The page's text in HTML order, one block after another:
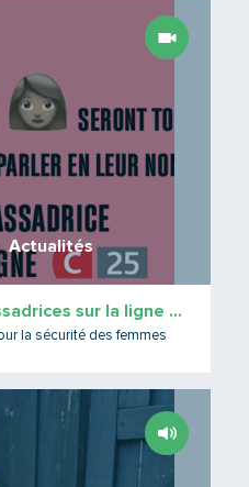
Actualités
Recrutement d’ambassadrices sur la ligne C25
la sécurité des femmes